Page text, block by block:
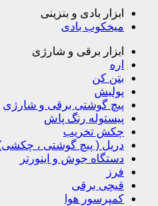
ابزار بادی و بنزینی
میخکوب بادی
ابزار برقی و شارژی
اره
بتن کن
پولیش
پیچ گوشتی برقی و شارژی
پیستوله رنگ پاش
چکش تخریب
دریل ( پیچ گوشتی ،
دستگاه جوش و اینورتر
فرز
قیچی برقی
کمپرسور هوا